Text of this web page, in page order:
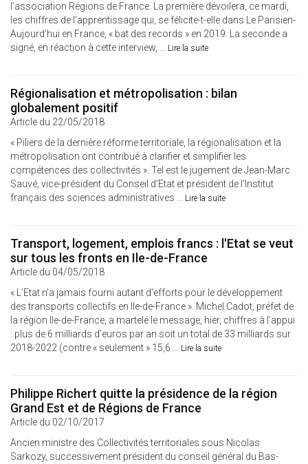
l’association Régions de France. La première dévoilera, ce mardi,
les chiffres de l’apprentissage qui, se félicite-t-elle dans Le Parisien-
Aujourd’hui en France, « bat des records » en 2019. La seconde a
signé, en réaction à cette interview, ... Lire la suite
Régionalisation et métropolisation : bilan
globalement positif
Article du 22/05/2018
« Piliers de la dernière réforme territoriale, la régionalisation et la
métropolisation ont contribué à clarifier et simplifier les
compétences des collectivités ». Tel est le jugement de Jean-Marc
Sauvé, vice-président du Conseil d’Etat et président de l’Institut
français des sciences administratives ... Lire la suite
Transport, logement, emplois francs : l'Etat se veut
sur tous les fronts en Ile-de-France
Article du 04/05/2018
« L’Etat n’a jamais fourni autant d’efforts pour le développement
des transports collectifs en Ile-de-France ». Michel Cadot, préfet de
la région Ile-de-France, a martelé le message, hier, chiffres à l’appui
: plus de 6 milliards d’euros par an soit un total de 33 milliards sur
2018-2022 (contre « seulement » 15,6 ... Lire la suite
Philippe Richert quitte la présidence de la région
Grand Est et de Régions de France
Article du 02/10/2017
Ancien ministre des Collectivités territoriales sous Nicolas
Sarkozy, successivement président du conseil général du Bas-